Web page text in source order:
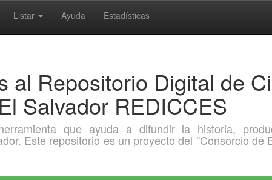
Listar Ayuda Estadísticas
al Repositorio Digital de
Salvador REDICCES
que ayuda a difundir la historia,
Este repositorio es un proyecto del "Consorcio de